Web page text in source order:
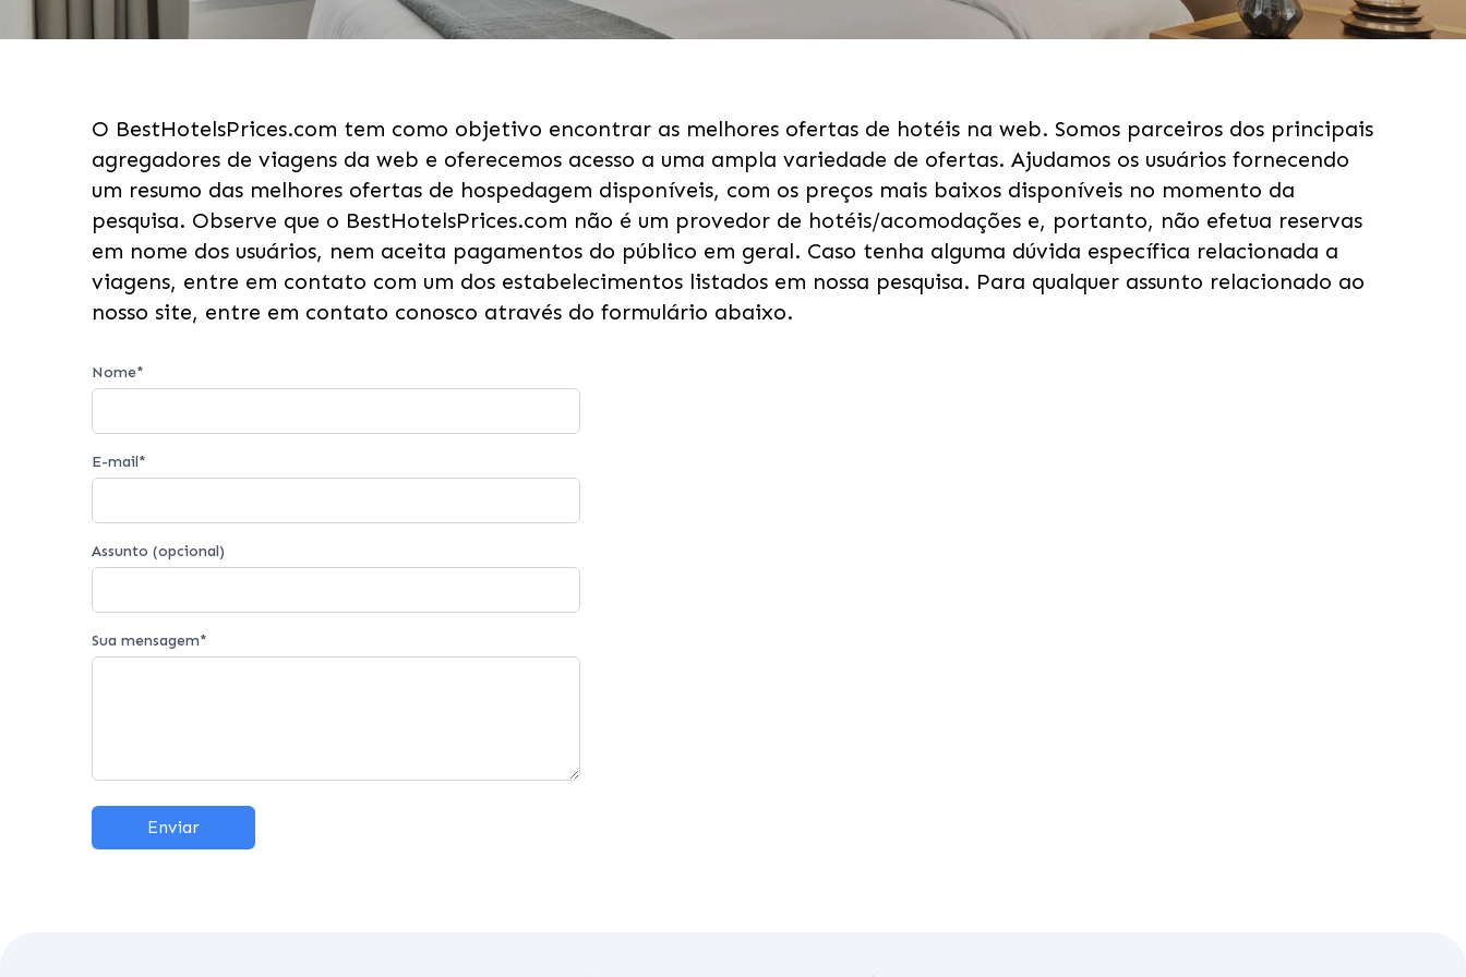
O BestHotelsPrices.com tem como objetivo encontrar as melhores ofertas de hotéis na web. Somos parceiros dos principais
agregadores de viagens da web e oferecemos acesso a uma ampla variedade de ofertas. Ajudamos os usuários fornecendo
um resumo das melhores ofertas de hospedagem disponíveis, com os preços mais baixos disponíveis no momento da
pesquisa. Observe que o BestHotelsPrices.com não é um provedor de hotéis/acomodações e, portanto, não efetua reservas
em nome dos usuários, nem aceita pagamentos do público em geral. Caso tenha alguma dúvida específica relacionada a
viagens, entre em contato com um dos estabelecimentos listados em nossa pesquisa. Para qualquer assunto relacionado ao
nosso site, entre em contato conosco através do formulário abaixo.
Nome*
E-mail*
Assunto (opcional)
Sua mensagem*
Enviar